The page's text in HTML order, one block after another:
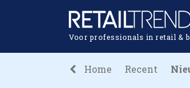
Voor professionals in retail &
Home Recent